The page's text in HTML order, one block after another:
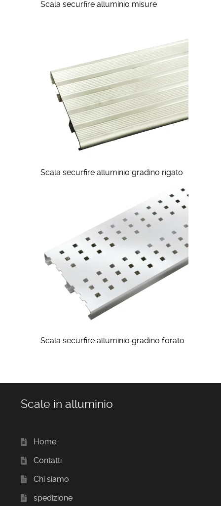
Scala securfire alluminio misure
Scala securfire alluminio gradino rigato
Scala securfire alluminio gradino forato
Scale in alluminio
Home
Contatti
Chi siamo
spedizione